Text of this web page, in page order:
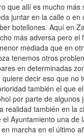
que allí es mucho más
juntar en la calle o en
botellones. Aquí en
más adversa pero el
mediada que en
tenemos otros
en determinadas
decir eso que no
también el que
por parte de algunos
realidad también en la
Ayuntamiento una de
marcha en el último